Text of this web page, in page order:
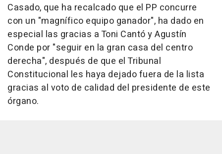
Casado, que ha recalcado que el PP concurre
con un "magnífico equipo ganador", ha dado en
especial las gracias a Toni Cantó y Agustín
Conde por "seguir en la gran casa del centro
derecha", después de que el Tribunal
Constitucional les haya dejado fuera de la lista
gracias al voto de calidad del presidente de este
órgano.